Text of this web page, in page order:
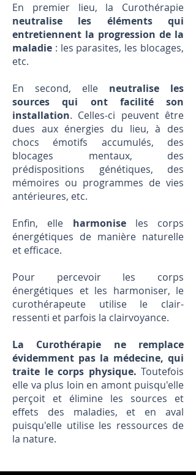
En premier lieu, la Curothérapie
neutralise les éléments qui
entretiennent la progression de la
maladie : les parasites, les blocages,
etc.
En second, elle neutralise les
sources qui ont facilité son
installation. Celles-ci peuvent être
dues aux énergies du lieu, à des
chocs émotifs accumulés, des
blocages mentaux, des
prédispositions génétiques, des
mémoires ou programmes de vies
antérieures, etc.
Enfin, elle harmoniseles corps
énergétiques de manière naturelle
et efficace.
Pour percevoir les corps
énergétiques et les harmoniser, le
curothérapeute utilise le clair-
ressenti et parfois la clairvoyance.
La Curothérapie ne remplace
évidemment pas la médecine, qui
traite le corps physique. Toutefois
elle va plus loin en amont puisqu'elle
perçoit et élimine les sources et
effets des maladies, et en aval
puisqu'elle utilise les ressources de
la nature.